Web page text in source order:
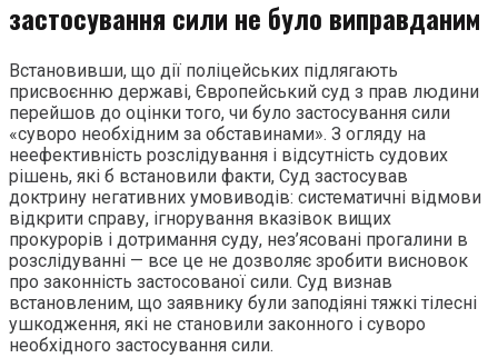
застосування сили не було виправданим
Встановивши, що дії поліцейських підлягають
присвоєнню державі, Європейський суд з прав людини
перейшов до оцінки того, чи було застосування сили
«суворо необхідним за обставинами». З огляду на
неефективність розслідування і відсутність судових
рішень, які б встановили факти, Суд застосував
доктрину негативних умовиводів: систематичні відмови
відкрити справу, ігнорування вказівок вищих
прокурорів і дотримання суду, нез’ясовані прогалини в
розслідуванні — все це не дозволяє зробити висновок
про законність застосованої сили. Суд визнав
встановленим, що заявнику були заподіяні тяжкі тілесні
ушкодження, які не становили законного і суворо
необхідного застосування сили.